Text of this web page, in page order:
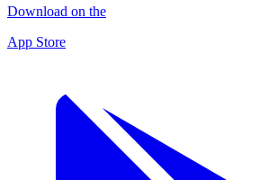
Download on the
App Store